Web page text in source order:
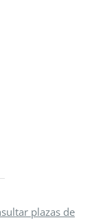
plazas de